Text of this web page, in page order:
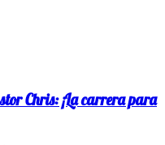
Chris: ¡La carrera para